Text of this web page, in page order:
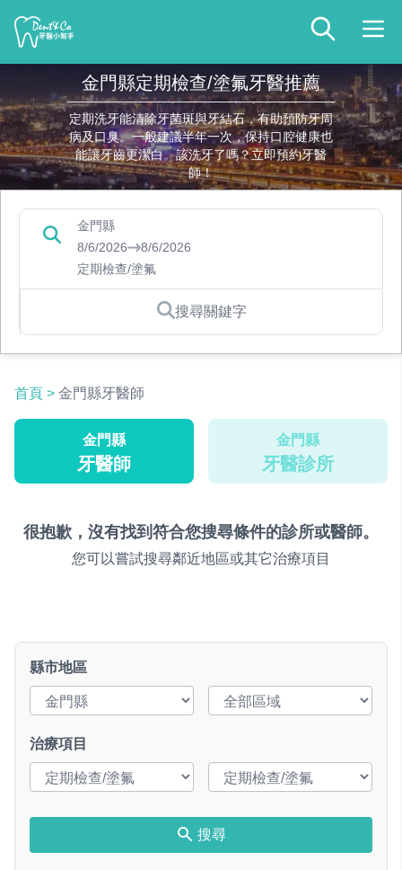
金門縣定期檢查/塗氟牙醫推薦
定期洗牙能清除牙菌斑與牙結石，有助預防牙周
病及口臭。一般建議半年一次，保持口腔健康也
能讓牙齒更潔白。該洗牙了嗎？立即預約牙醫
師！
金門縣
8/6/2026
8/6/2026
定期檢查/塗氟
搜尋關鍵字
首頁 > 金門縣牙醫師
金門縣
牙醫師
金門縣
牙醫診所
很抱歉，沒有找到符合您搜尋條件的診所或醫師。
您可以嘗試搜尋鄰近地區或其它治療項目
縣市地區
治療項目
搜尋